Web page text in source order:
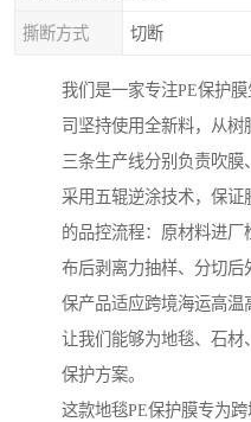
撕断方式 切断
我们是一家专注PE保护
司坚持使用全新料，从树
三条生产线分别负责吹
采用五辊逆涂技术，保
的品控流程：原材料进
布后剥离力抽样、分切
保产品适应跨境海运高
让我们能够为地毯、石
保护方案。
这款地毯PE保护膜专为